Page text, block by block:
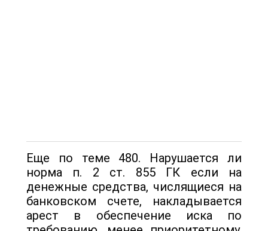
Еще по теме 480. Нарушается ли
норма п. 2 ст. 855 ГК если на
денежные средства, числящиеся на
банковском счете, накладывается
арест в обеспечение иска по